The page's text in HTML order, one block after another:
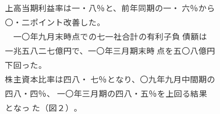
上高当期利益率は一・八％と、前年同期の一・ 六％から
〇・二ポイント改善した。
一〇年九月末時点での七一社合計の有利子負 債額は
一兆五八二七億円で、一〇年三月期末時 点を五〇八億円
下回った。
株主資本比率は四八・ 七％となり、〇九年九月中間期の
四八・四％、 一〇年三月期の四八・五％を上回る結果
となっ た（図２）。